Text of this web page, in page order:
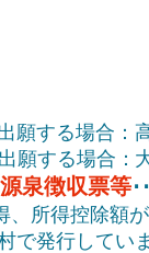
願する場合：
願する場合：
源泉徴収票等･
所得控除額が
で発行してい